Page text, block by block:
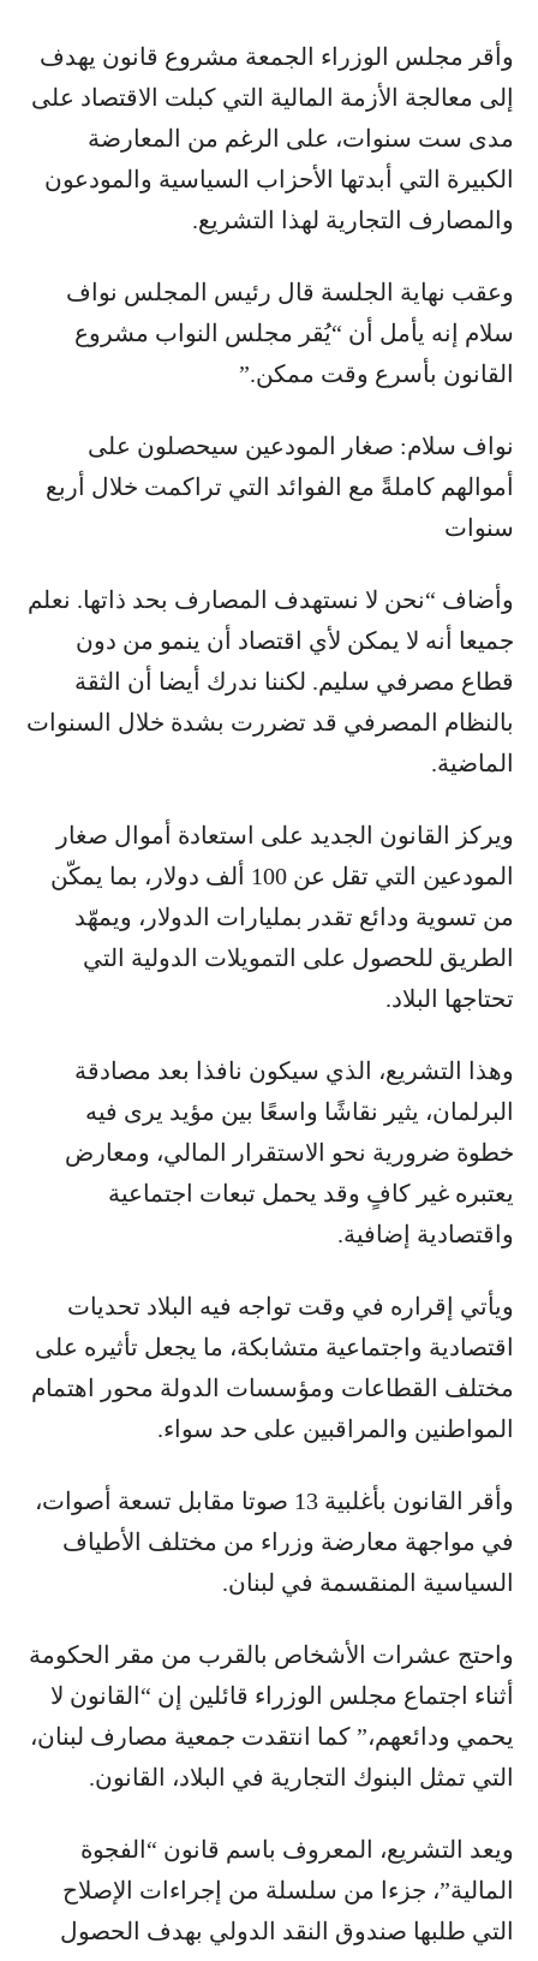
وأقر مجلس الوزراء الجمعة مشروع قانون يهدف
إلى معالجة الأزمة ‌المالية ‌التي كبلت الاقتصاد على
مدى ست سنوات، على الرغم من المعارضة
الكبيرة التي أبدتها الأحزاب السياسية والمودعون
والمصارف التجارية لهذا التشريع.
وعقب نهاية الجلسة قال رئيس المجلس نواف
سلام إنه يأمل أن “يُقر مجلس النواب مشروع
القانون بأسرع وقت ممكن.”
نواف سلام: صغار المودعين سيحصلون على
أموالهم كاملةً مع الفوائد التي تراكمت خلال أربع
سنوات
وأضاف “نحن لا نستهدف المصارف بحد ذاتها. نعلم
جميعا أنه لا يمكن لأي اقتصاد أن ينمو من دون
قطاع مصرفي سليم. لكننا ندرك أيضا أن الثقة
بالنظام المصرفي قد تضررت بشدة خلال السنوات
الماضية.
ويركز القانون الجديد على استعادة أموال صغار
المودعين التي تقل عن 100 ألف دولار، بما يمكّن
من تسوية ودائع تقدر بمليارات الدولار، ويمهّد
الطريق للحصول على التمويلات الدولية التي
تحتاجها البلاد.
وهذا التشريع، الذي سيكون نافذا بعد مصادقة
البرلمان، يثير نقاشًا واسعًا بين مؤيد يرى فيه
خطوة ضرورية نحو الاستقرار المالي، ومعارض
يعتبره غير كافٍ وقد يحمل تبعات اجتماعية
واقتصادية إضافية.
ويأتي إقراره في وقت تواجه فيه البلاد تحديات
اقتصادية واجتماعية متشابكة، ما يجعل تأثيره على
مختلف القطاعات ومؤسسات الدولة محور اهتمام
المواطنين والمراقبين على حد سواء.
وأقر القانون بأغلبية 13 صوتا مقابل تسعة أصوات،
في مواجهة معارضة وزراء من مختلف الأطياف
السياسية المنقسمة في لبنان.
واحتج عشرات الأشخاص بالقرب من مقر الحكومة
أثناء اجتماع مجلس الوزراء قائلين ‌إن “القانون لا
يحمي ودائعهم،” كما انتقدت جمعية مصارف لبنان،
التي تمثل البنوك التجارية في البلاد، القانون.
ويعد التشريع، المعروف باسم قانون “الفجوة
المالية”، جزءا من سلسلة من إجراءات الإصلاح
التي طلبها صندوق النقد الدولي بهدف الحصول